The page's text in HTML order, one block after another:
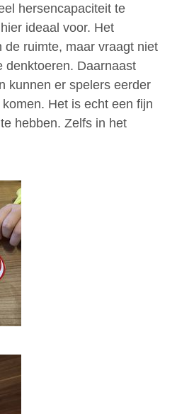
hersencapaciteit te
ideaal voor. Het
de ruimte, maar vraagt niet
denktoeren. Daarnaast
kunnen er spelers eerder
Het is echt een fijn
hebben. Zelfs in het